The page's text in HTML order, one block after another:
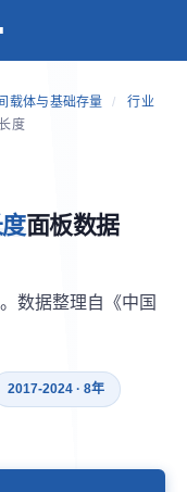
载体与基础存量 /
行业
度
面板数据
数据整理自《中国
2017-2024 · 8年